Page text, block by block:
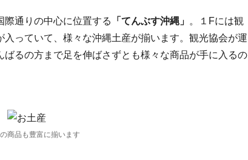
際通りの中心に位置する 「てんぶす沖縄」 。１Fには観
入っていて、様々な沖縄土産が揃います。観光協会が運
るの方まで足を伸ばさずとも様々な商品が手に入るの
商品も豊富に揃います